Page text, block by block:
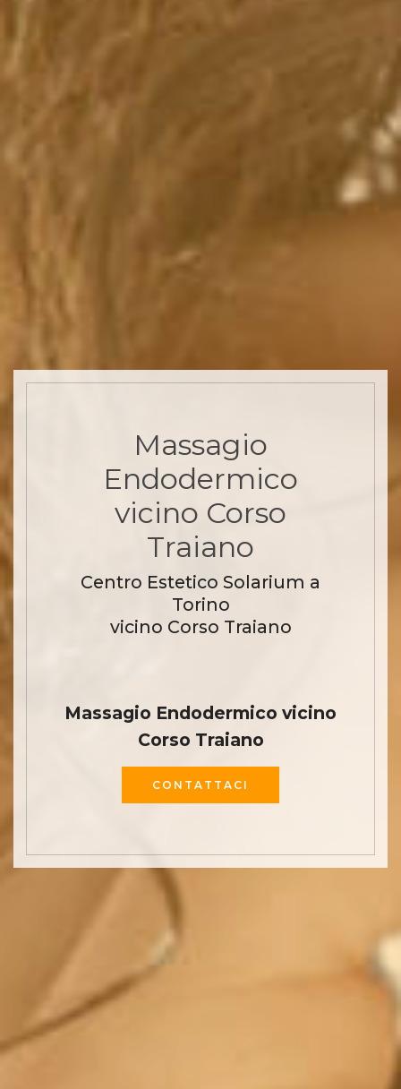
Massagio
Endodermico
vicino Corso
Traiano
Centro Estetico Solarium a
Torino
vicino Corso Traiano
Massagio Endodermico vicino
Corso Traiano
CONTATTACI